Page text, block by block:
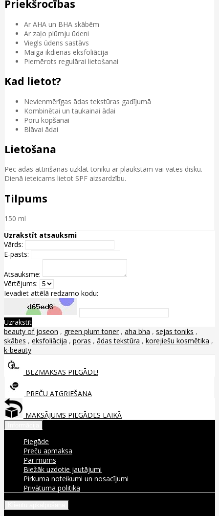
Priekšrocības
Ar AHA un BHA skābēm
Ar zaļo plūmju ūdeni
Viegls ūdens sastāvs
Maiga ikdienas eksfoliācija
Piemērots regulārai lietošanai
Kad lietot?
Nevienmērīgas ādas tekstūras gadījumā
Kombinētai un taukainai ādai
Poru kopšanai
Blāvai ādai
Lietošana
Pēc ādas attīrīšanas uzklāt toniku ar plaukstām vai vates disku.
Dienā ieteicams lietot SPF aizsardzību.
Tilpums
150 ml
Uzrakstīt atsauksmi
Vārds:
E-pasts:
Atsauksme:
Vērtējums:
Ievadiet attēlā redzamo kodu:
Uzrakstīt
beauty of joseon , green plum toner , aha bha , sejas toniks ,
skābes , eksfoliācija , poras , ādas tekstūra , korejiešu kosmētika ,
k-beauty
BEZMAKSAS PIEGĀDE!
PREČU ATGRIEŠANA
MAKSĀJUMS PIEGĀDES LAIKĀ
Piegāde
Preču apmaksa
Par mums
Biežāk uzdotie jautājumi
Pirkuma noteikumi un nosacījumi
Privātuma politika